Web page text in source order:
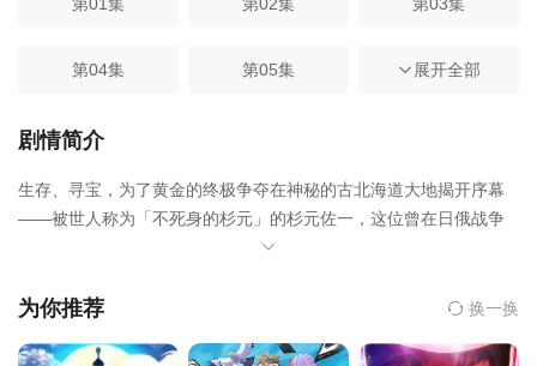
第04集 第05集 第06集
第07集
第10集 第11集 第12集
展开全部
剧情简介
生存、寻宝，为了黄金的终极争夺在神秘的古北海道大地揭开序幕
——被世人称为「不死身的杉元」的杉元佐一，这位曾在日俄战争
中如鬼神般杀敌的传奇人物，为追寻传说中的阿伊努人财宝重返淘
努文化的存亡紧密相连。在极地严酷的自然法则下，杉元与凶悍的
为你推荐 换一换